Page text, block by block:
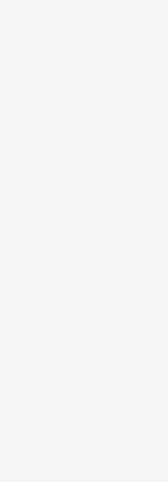
他的祖国能够生产出高品质
一座葡萄酒之城。这一信念
。